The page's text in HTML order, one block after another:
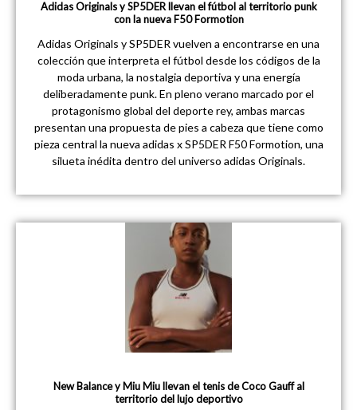
Adidas Originals y SP5DER llevan el fútbol al territorio punk
con la nueva F50 Formotion
Adidas Originals y SP5DER vuelven a encontrarse en una
colección que interpreta el fútbol desde los códigos de la
moda urbana, la nostalgia deportiva y una energía
deliberadamente punk. En pleno verano marcado por el
protagonismo global del deporte rey, ambas marcas
presentan una propuesta de pies a cabeza que tiene como
pieza central la nueva adidas x SP5DER F50 Formotion, una
silueta inédita dentro del universo adidas Originals.
New Balance y Miu Miu llevan el tenis de Coco Gauff al
territorio del lujo deportivo